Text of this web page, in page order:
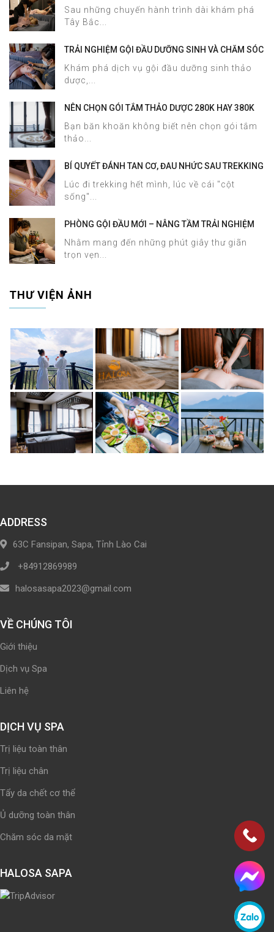
Sau những chuyến hành trình dài khám phá
Tây Bắc...
TRẢI NGHIỆM GỘI ĐẦU DƯỠNG SINH VÀ CHĂM SÓC
Khám phá dịch vụ gội đầu dưỡng sinh thảo
dược,...
NÊN CHỌN GÓI TẮM THẢO DƯỢC 280K HAY 380K
Bạn băn khoăn không biết nên chọn gói tắm
thảo...
BÍ QUYẾT ĐÁNH TAN CƠ, ĐAU NHỨC SAU TREKKING
MASSAGE
Lúc đi trekking hết mình, lúc về cái "cột
sống"...
PHÒNG GỘI ĐẦU MỚI – NÂNG TẦM TRẢI NGHIỆM
DƯỠNG SINH TẠI HALOSA SPA & MASSAGE
Nhằm mang đến những phút giây thư giãn
trọn vẹn...
THƯ VIỆN ẢNH
ADDRESS
63C Fansipan, Sapa, Tỉnh Lào Cai
+84912869989
halosasapa2023@gmail.com
VỀ CHÚNG TÔI
Giới thiệu
Dịch vụ Spa
Liên hệ
DỊCH VỤ SPA
Trị liệu toàn thân
Trị liệu chân
Tẩy da chết cơ thể
Ủ dưỡng toàn thân
Chăm sóc da mặt
HALOSA SAPA